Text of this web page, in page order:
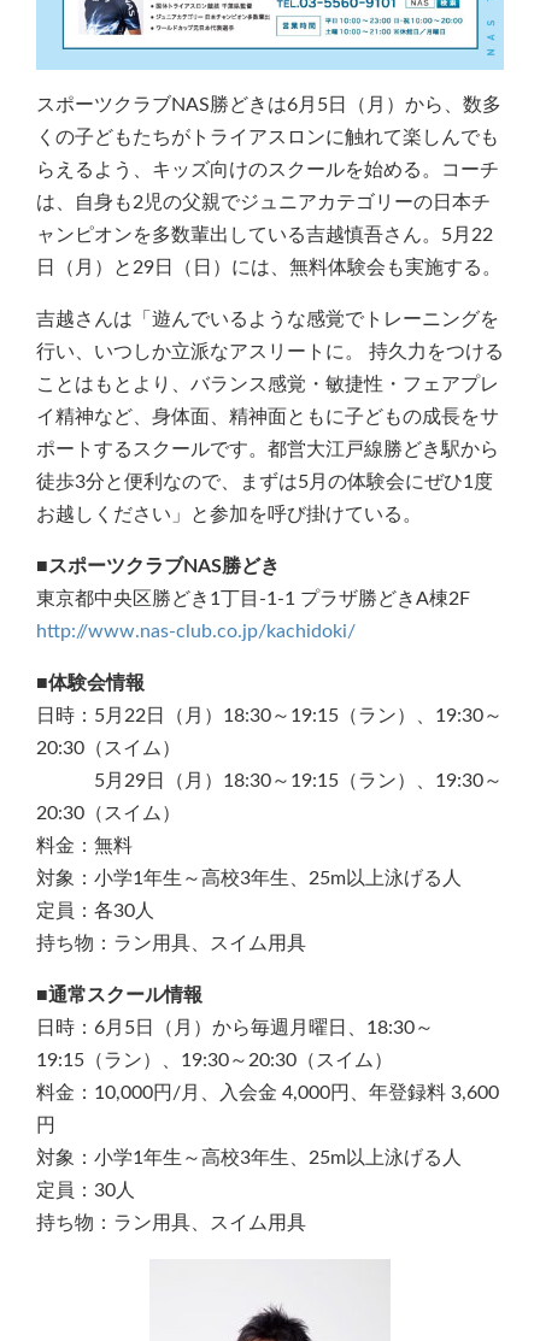
スポーツクラブNAS勝どきは6月5日（月）から、数多
くの子どもたちがトライアスロンに触れて楽しんでも
らえるよう、キッズ向けのスクールを始める。コーチ
は、自身も2児の父親でジュニアカテゴリーの日本チ
ャンピオンを多数輩出している吉越慎吾さん。5月22
日（月）と29日（日）には、無料体験会も実施する。
吉越さんは「遊んでいるような感覚でトレーニングを
行い、いつしか立派なアスリートに。 持久力をつける
ことはもとより、バランス感覚・敏捷性・フェアプレ
イ精神など、身体面、精神面ともに子どもの成長をサ
ポートするスクールです。都営大江戸線勝どき駅から
徒歩3分と便利なので、まずは5月の体験会にぜひ1度
お越しください」と参加を呼び掛けている。
■スポーツクラブNAS勝どき
東京都中央区勝どき1丁目-1-1 プラザ勝どきA棟2F
http://www.nas-club.co.jp/kachidoki/
■体験会情報
日時：5月22日（月）18:30～19:15（ラン）、19:30～
20:30（スイム）
5月29日（月）18:30～19:15（ラン）、19:30～
20:30（スイム）
料金：無料
対象：小学1年生～高校3年生、25m以上泳げる人
定員：各30人
持ち物：ラン用具、スイム用具
■通常スクール情報
日時：6月5日（月）から毎週月曜日、18:30～
19:15（ラン）、19:30～20:30（スイム）
料金：10,000円/月、入会金 4,000円、年登録料 3,600
円
対象：小学1年生～高校3年生、25m以上泳げる人
定員：30人
持ち物：ラン用具、スイム用具